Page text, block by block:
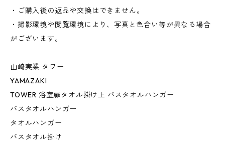
・ご購入後の返品や交換はできません。
・撮影環境や閲覧環境により、写真と色合い等が異なる場合
がございます。
山崎実業 タワー
YAMAZAKI
TOWER 浴室扉タオル掛け上 バスタオルハンガー
バスタオルハンガー
タオルハンガー
バスタオル掛け